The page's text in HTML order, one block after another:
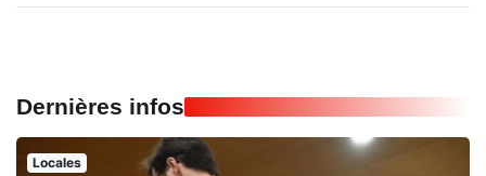
Dernières infos
Locales